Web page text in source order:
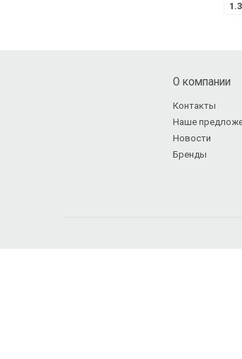
1.3
О компании
Контакты
Наше
Новости
Бренды